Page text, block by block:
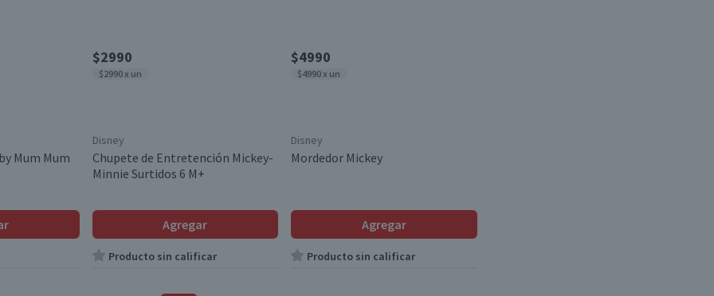
Mum Mum
$2990
$2990 x un
Disney
Chupete de Entretención Mickey-
Minnie Surtidos 6 M+
Agregar
Producto sin calificar
$4990
$4990 x un
Disney
Mordedor Mickey
Agregar
Producto sin calificar